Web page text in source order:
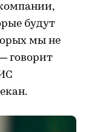
будут
мы не
говорит